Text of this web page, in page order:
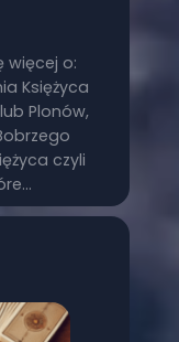
więcej o:
Księżyca
Plonów,
czyli